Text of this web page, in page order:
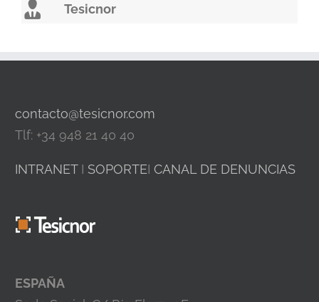
Tesicnor
contacto@tesicnor.com
Tlf: +34 948 21 40 40
INTRANETI SOPORTEI CANAL DE DENUNCIAS
ESPAÑA